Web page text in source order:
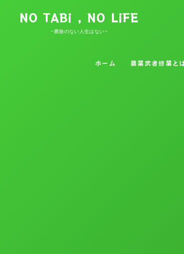
NO TABi , NO LiFE
~農旅のない人生はない~
ホーム 農業武者修業と